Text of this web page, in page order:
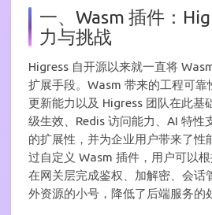
一、Wasm 插件：
力与挑战
Higress 自开源以来就一直将
扩展手段。Wasm 带来的工程可靠
更新能力以及 Higress 团队在此基
级生效、Redis 访问能力、AI 特性
的扩展性，并为企业用户带来了性
过自定义 Wasm 插件，用户可以根
在网关层完成鉴权、加解密、会话
外资源的小号，降低了后端服务的